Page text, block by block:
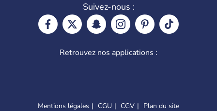
Suivez-nous :
Retrouvez nos applications :
Mentions légales CGU CGV Plan du site